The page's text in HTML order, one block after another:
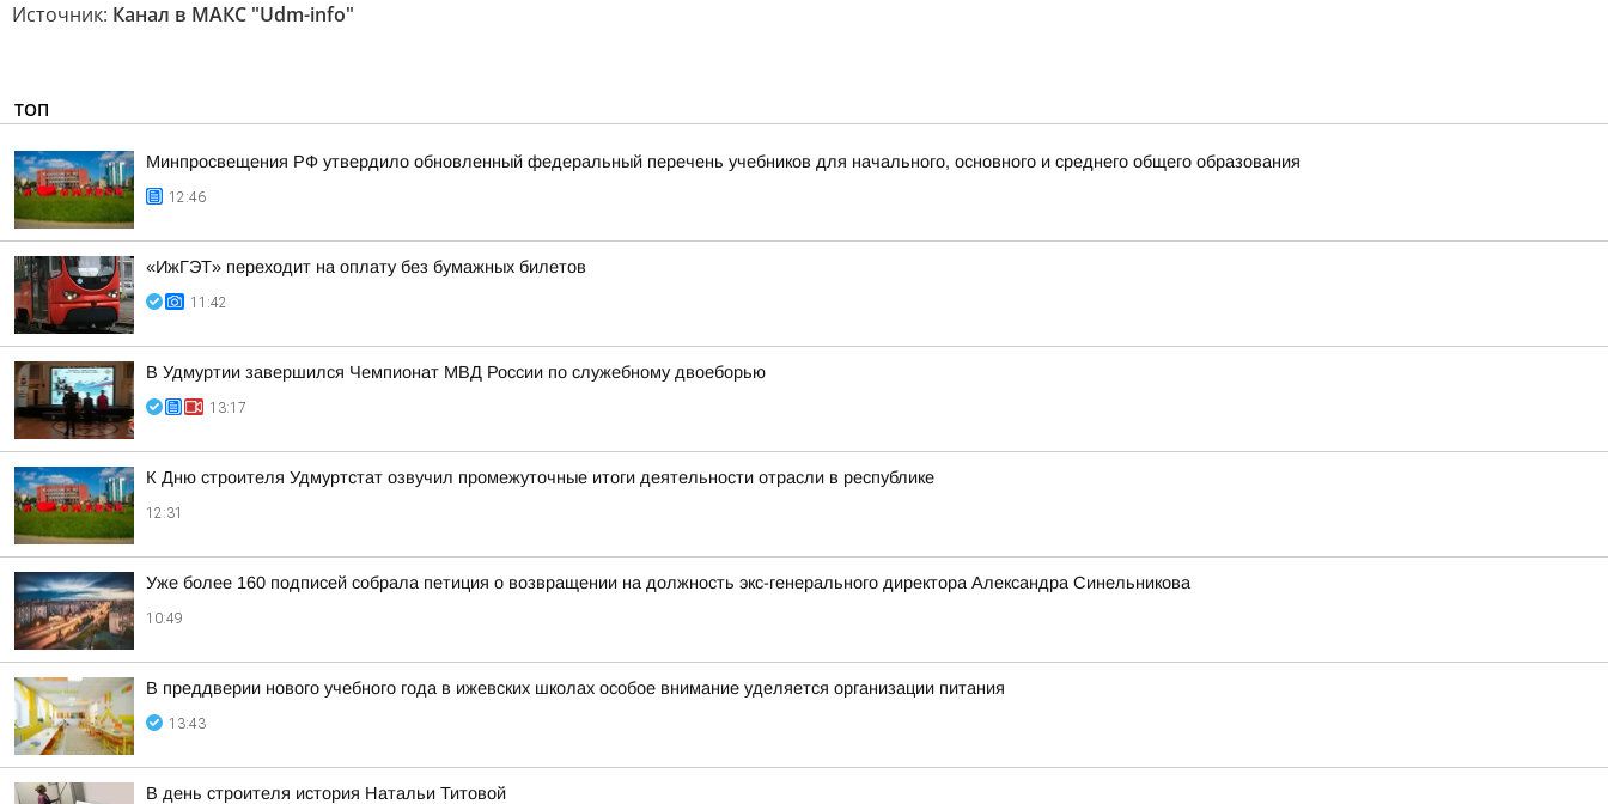
Источник: Канал в МАКС "Udm-info"
ТОП
Минпросвещения РФ утвердило обновленный федеральный перечень учебников для начального, основного и среднего общего образования
12:46
«ИжГЭТ» переходит на оплату без бумажных билетов
11:42
В Удмуртии завершился Чемпионат МВД России по служебному двоеборью
13:17
К Дню строителя Удмуртстат озвучил промежуточные итоги деятельности отрасли в республике
12:31
Уже более 160 подписей собрала петиция о возвращении на должность экс-генерального директора Александра Синельникова
10:49
В преддверии нового учебного года в ижевских школах особое внимание уделяется организации питания
13:43
В день строителя история Натальи Титовой